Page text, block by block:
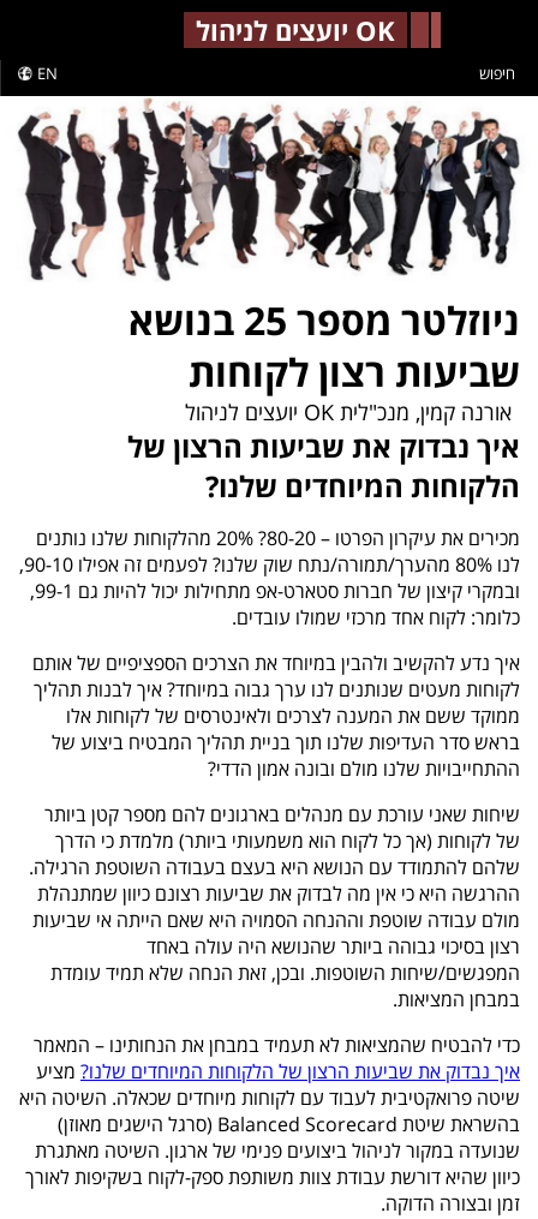
OK יועצים לניהול
EN חיפוש
ניוזלטר מספר 25 בנושא
שביעות רצון לקוחות
אורנה קמין, מנכ"לית OK יועצים לניהול
איך נבדוק את שביעות הרצון של
הלקוחות המיוחדים שלנו?
מכירים את עיקרון הפרטו – 80-20? 20% מהלקוחות שלנו נותנים
לנו 80% מהערך/תמורה/נתח שוק שלנו? לפעמים זה אפילו 90-10,
ובמקרי קיצון של חברות סטארט-אפ מתחילות יכול להיות גם 99-1,
כלומר: לקוח אחד מרכזי שמולו עובדים.
איך נדע להקשיב ולהבין במיוחד את הצרכים הספציפיים של אותם
לקוחות מעטים שנותנים לנו ערך גבוה במיוחד? איך לבנות תהליך
ממוקד ששם את המענה לצרכים ולאינטרסים של לקוחות אלו
בראש סדר העדיפות שלנו תוך בניית תהליך המבטיח ביצוע של
ההתחייבויות שלנו מולם ובונה אמון הדדי?
שיחות שאני עורכת עם מנהלים בארגונים להם מספר קטן ביותר
של לקוחות (אך כל לקוח הוא משמעותי ביותר) מלמדת כי הדרך
שלהם להתמודד עם הנושא היא בעצם בעבודה השוטפת הרגילה.
ההרגשה היא כי אין מה לבדוק את שביעות רצונם כיוון שמתנהלת
מולם עבודה שוטפת וההנחה הסמויה היא שאם הייתה אי שביעות
רצון בסיכוי גבוהה ביותר שהנושא היה עולה באחד
המפגשים/שיחות השוטפות. ובכן, זאת הנחה שלא תמיד עומדת
במבחן המציאות.
כדי להבטיח שהמציאות לא תעמיד במבחן את הנחותינו – המאמר
איך נבדוק את שביעות הרצון של הלקוחות המיוחדים שלנו? מציע
שיטה פרואקטיבית לעבוד עם לקוחות מיוחדים שכאלה. השיטה היא
בהשראת שיטת Balanced Scorecard (סרגל הישגים מאוזן)
שנועדה במקור לניהול ביצועים פנימי של ארגון. השיטה מאתגרת
כיוון שהיא דורשת עבודת צוות משותפת ספק-לקוח בשקיפות לאורך
זמן ובצורה הדוקה.